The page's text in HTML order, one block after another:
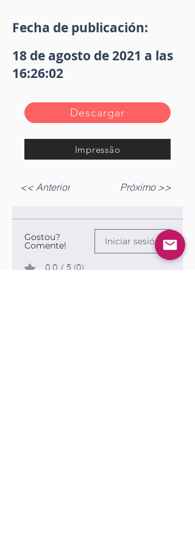
Fecha de publicación:
18 de agosto de 2021 a las
16:26:02
Descargar
Impressão
<< Anterior Próximo >>
Gostou?
Comente! Iniciar sesión
0.0 / 5 (0)